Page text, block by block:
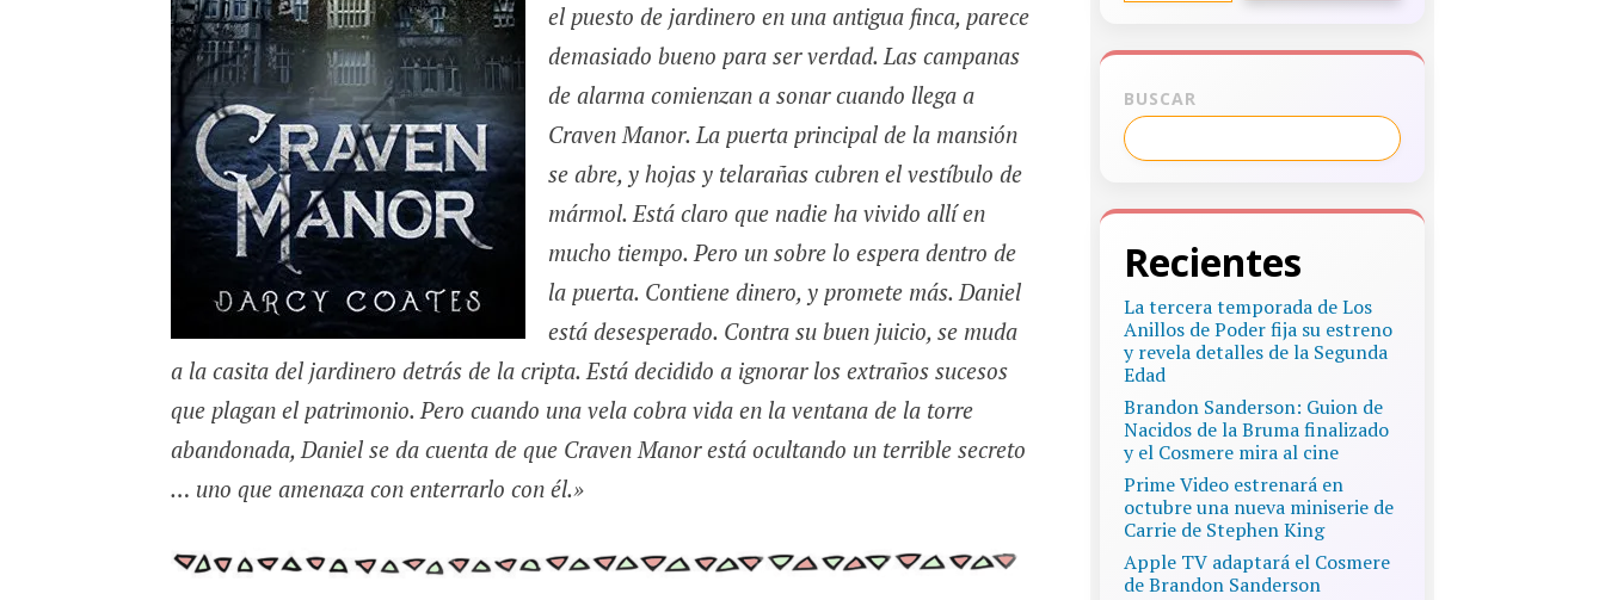
el puesto de jardinero en una antigua finca, parece
demasiado bueno para ser verdad. Las campanas
de alarma comienzan a sonar cuando llega a
Craven Manor. La puerta principal de la mansión
se abre, y hojas y telarañas cubren el vestíbulo de
mármol. Está claro que nadie ha vivido allí en
mucho tiempo. Pero un sobre lo espera dentro de
la puerta. Contiene dinero, y promete más. Daniel
está desesperado. Contra su buen juicio, se muda
a la casita del jardinero detrás de la cripta. Está decidido a ignorar los extraños sucesos
que plagan el patrimonio. Pero cuando una vela cobra vida en la ventana de la torre
abandonada, Daniel se da cuenta de que Craven Manor está ocultando un terrible secreto
… uno que amenaza con enterrarlo con él.»
BUSCAR
Recientes
La tercera temporada de Los
Anillos de Poder fija su estreno
y revela detalles de la Segunda
Edad
Brandon Sanderson: Guion de
Nacidos de la Bruma finalizado
y el Cosmere mira al cine
Prime Video estrenará en
octubre una nueva miniserie de
Carrie de Stephen King
Apple TV adaptará el Cosmere
de Brandon Sanderson